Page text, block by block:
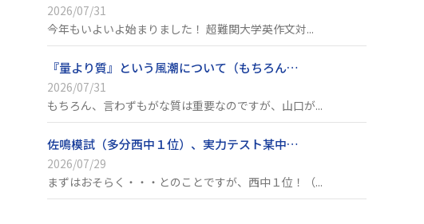
2026/07/31
今年もいよいよ始まりました！ 超難関大学英作文対...
『量より質』という風潮について（もちろん…
2026/07/31
もちろん、言わずもがな質は重要なのですが、山口が...
佐鳴模試（多分西中１位）、実力テスト某中…
2026/07/29
まずはおそらく・・・とのことですが、西中１位！（...